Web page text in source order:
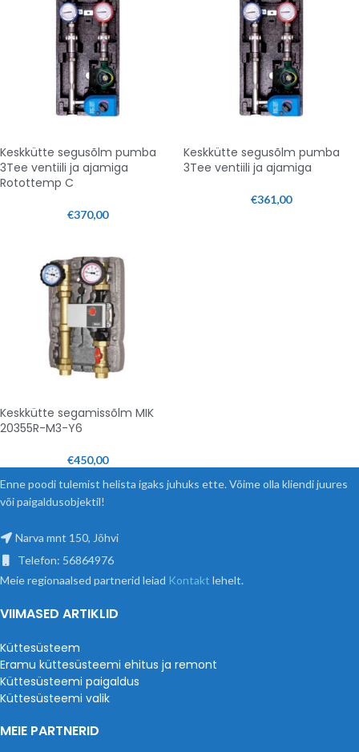
Keskkütte segusõlm pumba
3Tee ventiili ja ajamiga
Rotottemp C
€370,00
Keskkütte segusõlm pumba
3Tee ventiili ja ajamiga
€361,00
Keskkütte segamissõlm MIK
20355R-M3-Y6
€450,00
Enne poodi tulemist helista igaks juhuks ette. Võime olla kliendi juures
või paigaldusobjektil!
Narva mnt 150, Jõhvi
Telefon: 56864976
Meie regionaalsed partnerid leiad Kontakt lehelt.
VIIMASED ARTIKLID
Küttesüsteem
Eramu küttesüsteemi ehitus ja remont
Küttesüsteemi paigaldus
Küttesüsteemi valik
MEIE PARTNERID